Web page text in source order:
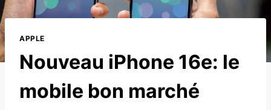
APPLE
Nouveau iPhone 16e: le
mobile bon marché